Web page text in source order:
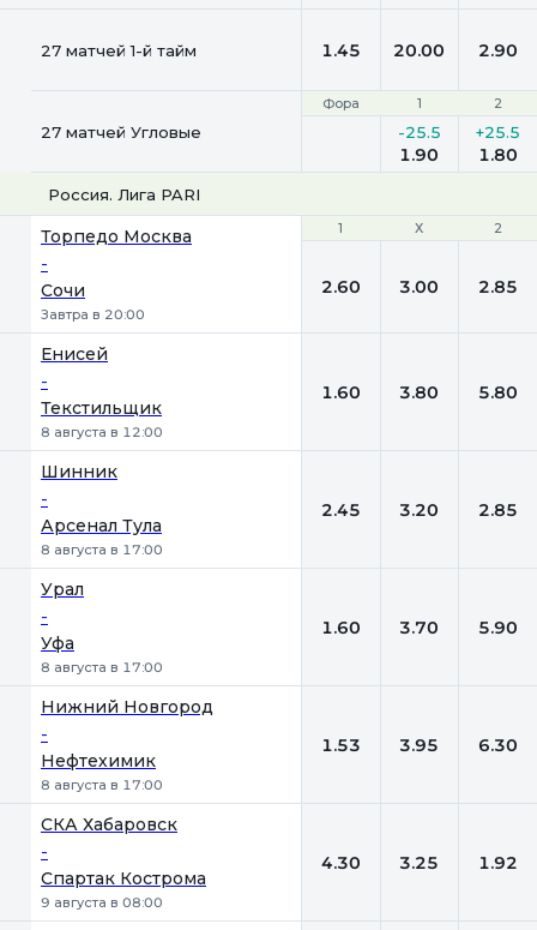
27 матчей 1-й тайм 1.45 20.00 2.90
Фора 1 2
27 матчей Угловые
Фора 1 2
-25.5
1.90
+25.5
1.80
Россия. Лига PARI
1 Х 2
Торпедо Москва
-
Сочи
Завтра в 20:00
1 Х 2
2.60 3.00 2.85
Енисей
-
Текстильщик
8 августа в 12:00
1.60 3.80 5.80
Шинник
-
Арсенал Тула
8 августа в 17:00
2.45 3.20 2.85
Урал
-
Уфа
8 августа в 17:00
1.60 3.70 5.90
Нижний Новгород
-
Нефтехимик
8 августа в 17:00
1.53 3.95 6.30
СКА Хабаровск
-
Спартак Кострома
9 августа в 08:00
4.30 3.25 1.92